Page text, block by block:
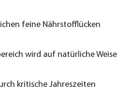
feine Nährstofflücken
wird auf natürliche Weise
kritische Jahreszeiten